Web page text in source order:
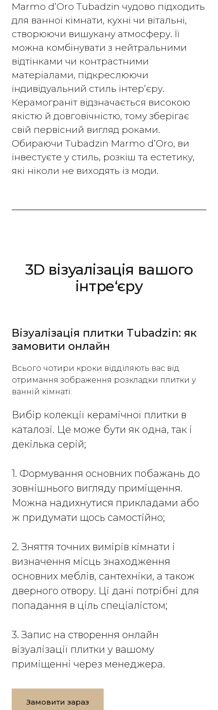
Marmo d’Oro Tubadzin чудово підходить
для ванної кімнати, кухні чи вітальні,
створюючи вишукану атмосферу. Її
можна комбінувати з нейтральними
відтінками чи контрастними
матеріалами, підкреслюючи
індивідуальний стиль інтер’єру.
Керамограніт відзначається високою
якістю й довговічністю, тому зберігає
свій первісний вигляд роками.
Обираючи Tubadzin Marmo d’Oro, ви
інвестуєте у стиль, розкіш та естетику,
які ніколи не виходять із моди.
3D візуалізація вашого
інтре‘єру
Візуалізація плитки Tubadzin: як
замовити онлайн
Всього чотири кроки відділяють вас від
отримання зображення розкладки плитки у
ванній кімнаті:
Вибір колекції керамічної плитки в
каталозі. Це може бути як одна, так і
декілька серій;
1. Формування основних побажань до
зовнішнього вигляду приміщення.
Можна надихнутися прикладами або
ж придумати щось самостійно;
2. Зняття точних вимірів кімнати і
визначення місць знаходження
основних меблів, сантехніки, а також
дверного отвору. Ці дані потрібні для
попадання в ціль спеціалістом;
3. Запис на створення онлайн
візуалізації плитки у вашому
приміщенні через менеджера.
Замовити зараз